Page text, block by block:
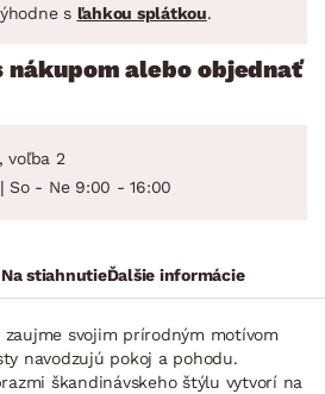
s ľahkou splátkou.
nákupom alebo objednať
voľba 2
So - Ne 9:00 - 16:00
Na stiahnutieĎalšie informácie
zaujme svojim prírodným motívom
navodzujú pokoj a pohodu.
škandinávskeho štýlu vytvorí na